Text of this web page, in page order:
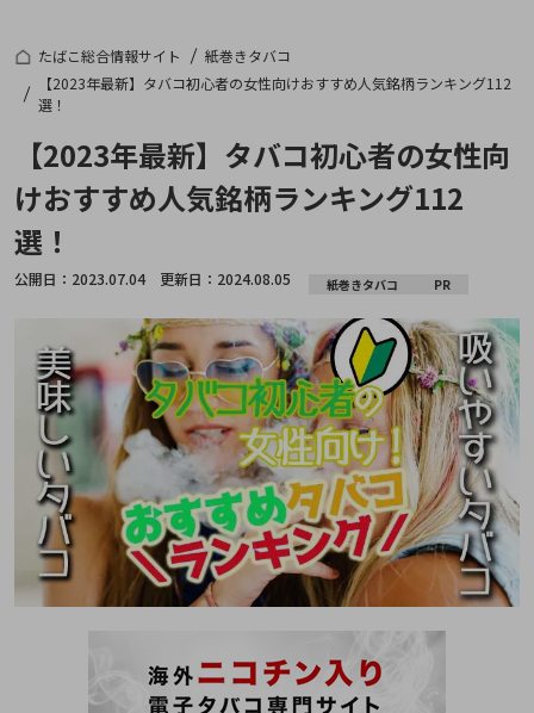
たばこ総合情報サイト
紙巻きタバコ
【2023年最新】タバコ初心者の女性向けおすすめ人気銘柄ランキング112
選！
【2023年最新】タバコ初心者の女性向
けおすすめ人気銘柄ランキング112
選！
公開日： 2023.07.04 更新日： 2024.08.05 紙巻きタバコ PR